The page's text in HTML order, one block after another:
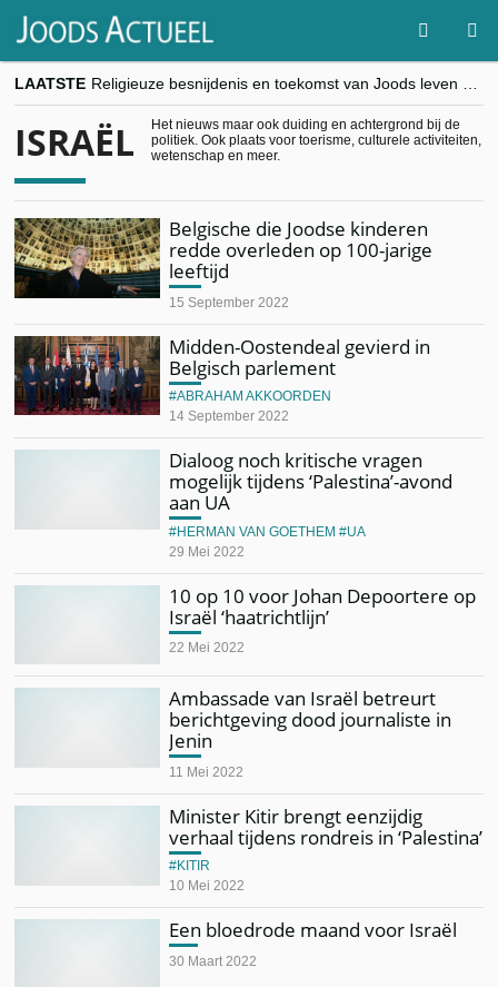
LAATSTE
“Besnijdenisdebat toont hoe moeilijk seculiere Westen minderheden begrijpt”, Jinnih Beels (Vooruit)
“Vandaag zit elke Jood in België op de beklaagdenbank”
ISRAËL
Het nieuws maar ook duiding en achtergrond bij de
politiek. Ook plaats voor toerisme, culturele activiteiten,
wetenschap en meer.
Belgische die Joodse kinderen
redde overleden op 100-jarige
leeftijd
15 September 2022
Midden-Oostendeal gevierd in
Belgisch parlement
14 September 2022
ABRAHAM AKKOORDEN
Dialoog noch kritische vragen
mogelijk tijdens ‘Palestina’-avond
aan UA
29 Mei 2022
HERMAN VAN GOETHEM UA
10 op 10 voor Johan Depoortere op
Israël ‘haatrichtlijn’
22 Mei 2022
Ambassade van Israël betreurt
berichtgeving dood journaliste in
Jenin
11 Mei 2022
Minister Kitir brengt eenzijdig
verhaal tijdens rondreis in ‘Palestina’
10 Mei 2022
KITIR
Een bloedrode maand voor Israël
30 Maart 2022